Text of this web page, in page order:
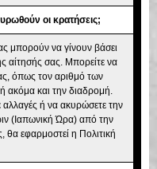
οι κρατήσεις;
μπορούν να γίνουν βάσει
αίτησής σας. Μπορείτε να
όπως τον αριθμό των
και την διαδρομή.
αλλαγές ή να ακυρώσετε την
(Ιαπωνική Ώρα) από την
θα εφαρμοστεί η Πολιτική